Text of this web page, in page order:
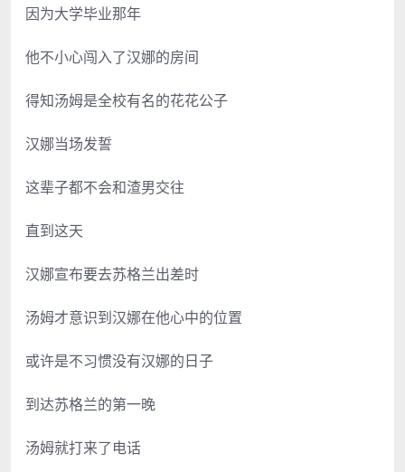
因为大学毕业那年
他不小心闯入了汉娜的房间
得知汤姆是全校有名的花花公子
汉娜当场发誓
这辈子都不会和渣男交往
直到这天
汉娜宣布要去苏格兰出差时
汤姆才意识到汉娜在他心中的位置
或许是不习惯没有汉娜的日子
到达苏格兰的第一晚
汤姆就打来了电话